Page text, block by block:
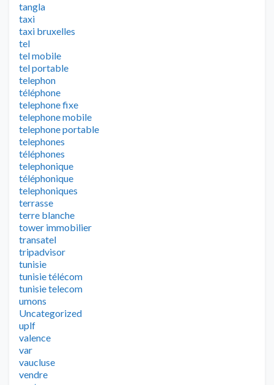
tangla
taxi
taxi bruxelles
tel
tel mobile
tel portable
telephon
téléphone
telephone fixe
telephone mobile
telephone portable
telephones
téléphones
telephonique
téléphonique
telephoniques
terrasse
terre blanche
tower immobilier
transatel
tripadvisor
tunisie
tunisie télécom
tunisie telecom
umons
Uncategorized
uplf
valence
var
vaucluse
vendre